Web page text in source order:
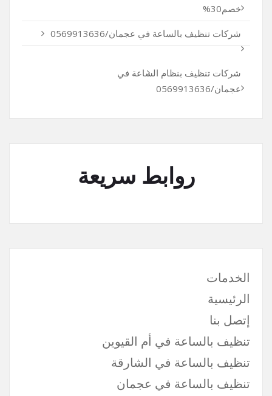
خصم30%
شركات تنظيف بالساعة في عجمان/0569913636
شركات تنظيف بنظام الساعة في
عجمان/0569913636
روابط سريعة
الخدمات
الرئيسية
إتصل بنا
تنظيف بالساعة في أم القيوين
تنظيف بالساعة في الشارقة
تنظيف بالساعة في عجمان